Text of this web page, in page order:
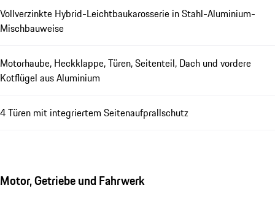
Vollverzinkte Hybrid-Leichtbaukarosserie in Stahl-Aluminium-
Mischbauweise
Motorhaube, Heckklappe, Türen, Seitenteil, Dach und vordere
Kotflügel aus Aluminium
4 Türen mit integriertem Seitenaufprallschutz
Motor, Getriebe und Fahrwerk